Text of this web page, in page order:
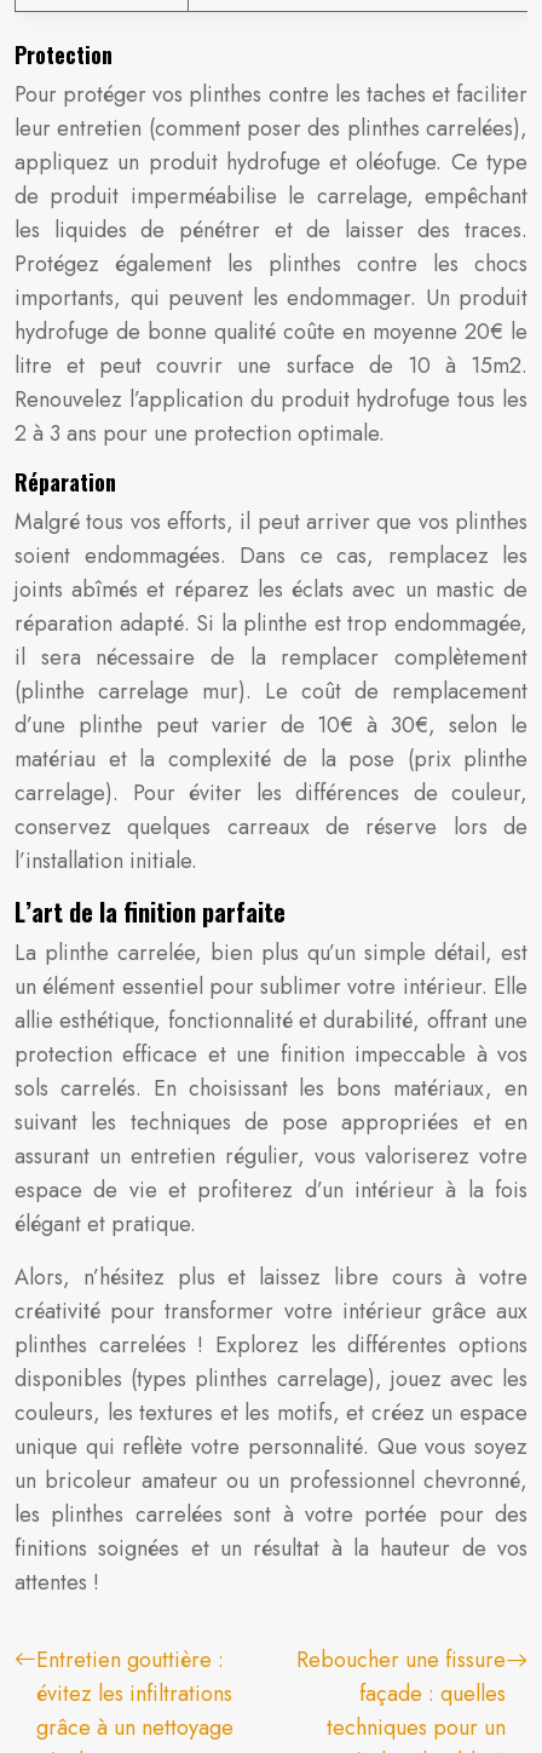
Protection
Pour protéger vos plinthes contre les taches et faciliter
leur entretien (comment poser des plinthes carrelées),
appliquez un produit hydrofuge et oléofuge. Ce type
de produit imperméabilise le carrelage, empêchant
les liquides de pénétrer et de laisser des traces.
Protégez également les plinthes contre les chocs
importants, qui peuvent les endommager. Un produit
hydrofuge de bonne qualité coûte en moyenne 20€ le
litre et peut couvrir une surface de 10 à 15m2.
Renouvelez l’application du produit hydrofuge tous les
2 à 3 ans pour une protection optimale.
Réparation
Malgré tous vos efforts, il peut arriver que vos plinthes
soient endommagées. Dans ce cas, remplacez les
joints abîmés et réparez les éclats avec un mastic de
réparation adapté. Si la plinthe est trop endommagée,
il sera nécessaire de la remplacer complètement
(plinthe carrelage mur). Le coût de remplacement
d’une plinthe peut varier de 10€ à 30€, selon le
matériau et la complexité de la pose (prix plinthe
carrelage). Pour éviter les différences de couleur,
conservez quelques carreaux de réserve lors de
l’installation initiale.
L’art de la finition parfaite
La plinthe carrelée, bien plus qu’un simple détail, est
un élément essentiel pour sublimer votre intérieur. Elle
allie esthétique, fonctionnalité et durabilité, offrant une
protection efficace et une finition impeccable à vos
sols carrelés. En choisissant les bons matériaux, en
suivant les techniques de pose appropriées et en
assurant un entretien régulier, vous valoriserez votre
espace de vie et profiterez d’un intérieur à la fois
élégant et pratique.
Alors, n’hésitez plus et laissez libre cours à votre
créativité pour transformer votre intérieur grâce aux
plinthes carrelées ! Explorez les différentes options
disponibles (types plinthes carrelage), jouez avec les
couleurs, les textures et les motifs, et créez un espace
unique qui reflète votre personnalité. Que vous soyez
un bricoleur amateur ou un professionnel chevronné,
les plinthes carrelées sont à votre portée pour des
finitions soignées et un résultat à la hauteur de vos
attentes !
Entretien gouttière :
évitez les infiltrations
grâce à un nettoyage
Reboucher une fissure
façade : quelles
techniques pour un